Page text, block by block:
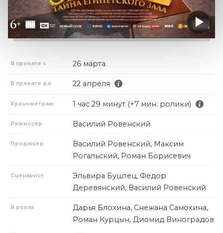
В прокате с 26 марта
В прокате до 22 апреля
Хронометраж 1 час 29 минут (+7 мин. ролики)
Режиссер Василий Ровенский
Продюсер
Василий Ровенский, Максим
Рогальский, Роман Борисевич
Сценарист
Эльвира Буштец, Федор
Деревянский, Василий Ровенский
В ролях
Дарья Блохина, Снежана Самохина,
Роман Курцын, Диомид Виноградов